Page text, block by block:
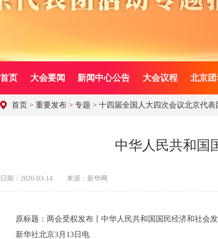
首页 大会要闻 新闻中心公告 大会议程 北京
首页 > 重要发布 > 专题 > 十四届全国人大四次会议北京代
中华人民共和国
日期：2026-03-14 来源：新华网
原标题：两会受权发布丨中华人民共和国国民经济和社会发
新华社北京3月13日电